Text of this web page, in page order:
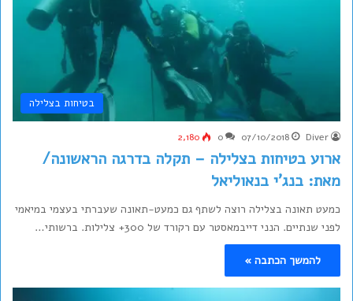
בטיחות בצלילה
Diver
07/10/2018
0
2,180
ארוע בטיחות בצלילה – תקלה בדרגה הראשונה/
מאת: בנג'י בנאוליאל
כמעט תאונה בצלילה רוצה לשתף גם כמעט-תאונה שעברתי בעצמי במיאמי
לפני שנתיים. הנני דייבמאסטר עם רקורד של 300+ צלילות. ברשותי…
להמשך הכתבה »